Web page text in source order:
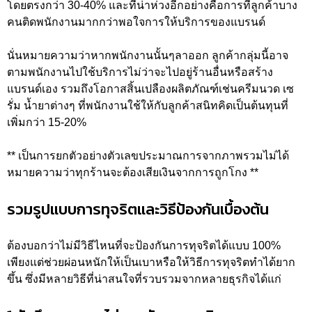
โดยตรงกว่า 30-40% และที่น่าห่วงอีกอย่างคือการที่ลูกค้าบาง
คนติดพนักงานมากกว่าพอใจการให้บริการของแบรนด์
นั่นหมายความว่าหากพนักงานนั้นๆลาออก ลูกค้ากลุ่มนี้อาจ
ตามพนักงานไปใช้บริการไม่ว่าจะไปอยู่ร้านอื่นหรือสร้าง
แบรนด์เอง รวมถึงโอกาสสิ้นเปลืองผลิตภัณฑ์เช่นครีมนวด เซ
รั่ม น้ำยาต่างๆ ที่พนักงานใช้ให้กับลูกค้าสนิทคิดเป็นต้นทุนที่
เพิ่มกว่า 15-20%
** เป็นการยกตัวอย่างตัวเลขประมาณการจากภาพรวมไม่ได้
หมายความว่าทุกร้านจะต้องเสียเงินจากการถูกโกง **
รวมรูปแบบการทุจริตและวิธีป้องกันเบื้องต้น
ต้องบอกว่าไม่มีวิธีไหนที่จะป้องกันการทุจริตได้แบบ 100%
เพียงแต่ช่วยผ่อนหนักให้เป็นเบาหรือให้วิธีการทุจริตทำได้ยาก
ขึ้น ซึ่งมีหลายวิธีที่น่าสนใจที่รวบรวมจากหลายธุรกิจได้แก่